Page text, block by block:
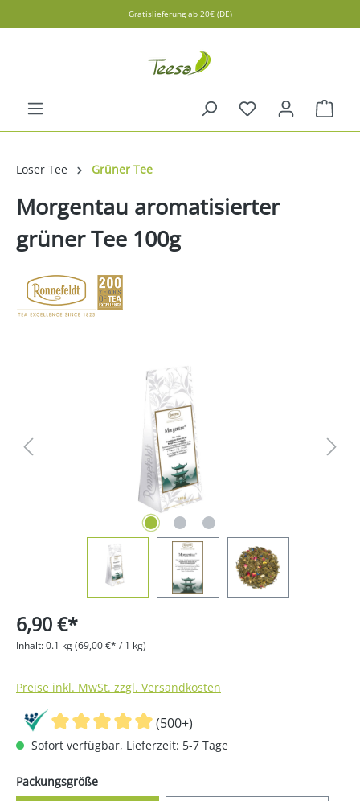
Gratislieferung ab 20€ (DE)
Loser Tee Grüner Tee
Morgentau aromatisierter
grüner Tee 100g
6,90 €*
Inhalt:0.1 kg(69,00 €* / 1 kg)
Preise inkl. MwSt. zzgl. Versandkosten
(500+)
Sofort verfügbar, Lieferzeit: 5-7 Tage
Packungsgrößeauswählen